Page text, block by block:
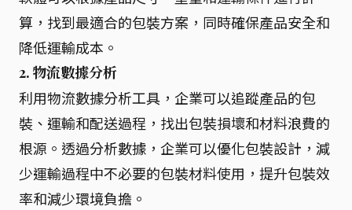
算，找到最適合的包裝方案，同時確保產品安全和
降低運輸成本。
2. 物流數據分析
利用物流數據分析工具，企業可以追蹤產品的包
裝、運輸和配送過程，找出包裝損壞和材料浪費的
根源。透過分析數據，企業可以優化包裝設計，減
少運輸過程中不必要的包裝材料使用，提升包裝效
率和減少環境負擔。